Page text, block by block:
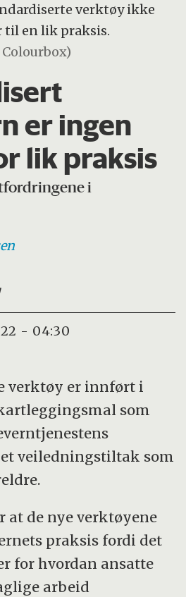
verktøy ikke
til en lik praksis.
er ingen
lik praksis
i
- 04:30
verktøy er innført i
som
veiledningstiltak som
at de nye verktøyene
praksis fordi det
for hvordan ansatte
arbeid